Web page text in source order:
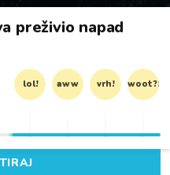
preživio napad
lol! aww vrh! woot?!